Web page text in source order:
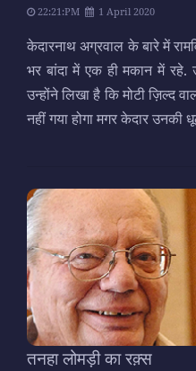
22:21:PM 1 April 2020
केदारनाथ अग्रवाल के बारे में
भर बांदा में एक ही मकान में
उन्होंने लिखा है कि मोटी ज़िल्द
नहीं गया होगा मगर केदार उनकी
तनहा लोमड़ी का रक़्स